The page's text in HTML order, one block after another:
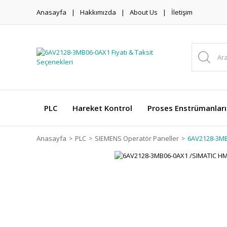
Anasayfa Hakkımızda About Us İletişim
PLC Hareket Kontrol Proses Enstrümanları
Anasayfa PLC SIEMENS Operatör Paneller 6AV2128-